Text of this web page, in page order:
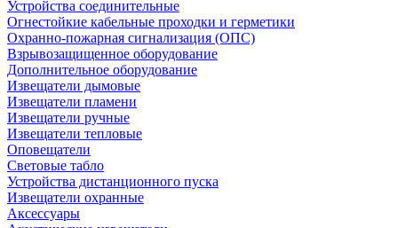
Устройства соединительные
Огнестойкие кабельные проходки и герметики
Охранно-пожарная сигнализация (ОПС)
Взрывозащищенное оборудование
Дополнительное оборудование
Извещатели дымовые
Извещатели пламени
Извещатели ручные
Извещатели тепловые
Оповещатели
Световые табло
Устройства дистанционного пуска
Извещатели охранные
Аксессуары